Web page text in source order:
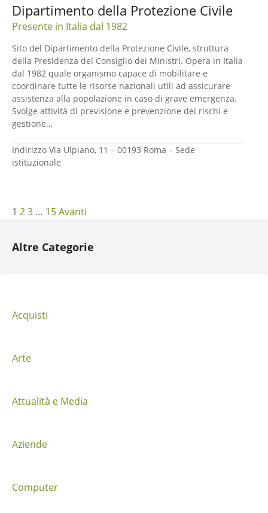
Dipartimento della Protezione Civile
Presente in Italia dal 1982
Sito del Dipartimento della Protezione Civile, struttura
della Presidenza del Consiglio dei Ministri. Opera in Italia
dal 1982 quale organismo capace di mobilitare e
coordinare tutte le risorse nazionali utili ad assicurare
assistenza alla popolazione in caso di grave emergenza.
Svolge attività di previsione e prevenzione dei rischi e
gestione…
Indirizzo Via Ulpiano, 11 – 00193 Roma – Sede
istituzionale
N
a
g
z
o
n
t
1 23 … 15Avanti
Altre Categorie
Acquisti
Arte
Attualità e Media
Aziende
Computer